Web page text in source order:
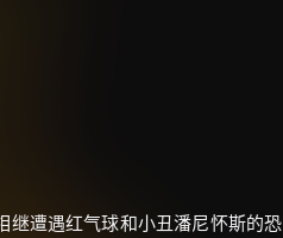
继遭遇红气球和小丑潘尼怀斯的恐